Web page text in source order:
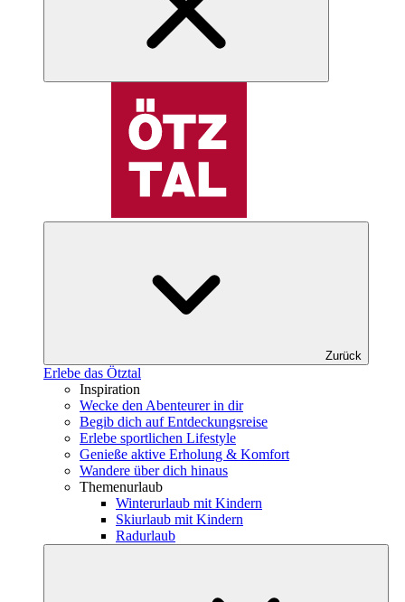
Zurück
Erlebe das Ötztal
Inspiration
Wecke den Abenteurer in dir
Begib dich auf Entdeckungsreise
Erlebe sportlichen Lifestyle
Genieße aktive Erholung & Komfort
Wandere über dich hinaus
Themenurlaub
Winterurlaub mit Kindern
Skiurlaub mit Kindern
Radurlaub